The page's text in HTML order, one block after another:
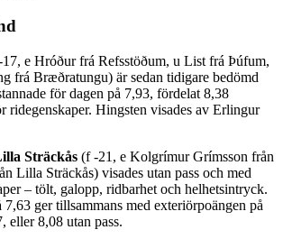
e Hróður frá Refsstöðum, u List frá Þúfum,
frá Bræðratungu) är sedan tidigare bedömd
för dagen på 7,93, fördelat 8,38
ridegenskaper. Hingsten visades av Erlingur
Sträckås (f -21, e Kolgrímur Grímsson från
Lilla Sträckås) visades utan pass och med
– tölt, galopp, ridbarhet och helhetsintryck.
7,63 ger tillsammans med exteriörpoängen på
eller 8,08 utan pass.